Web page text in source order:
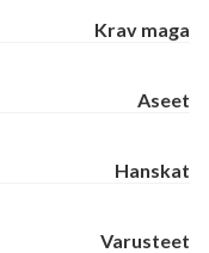
Krav maga
Aseet
Hanskat
Varusteet